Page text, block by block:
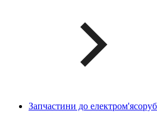
Запчастини до